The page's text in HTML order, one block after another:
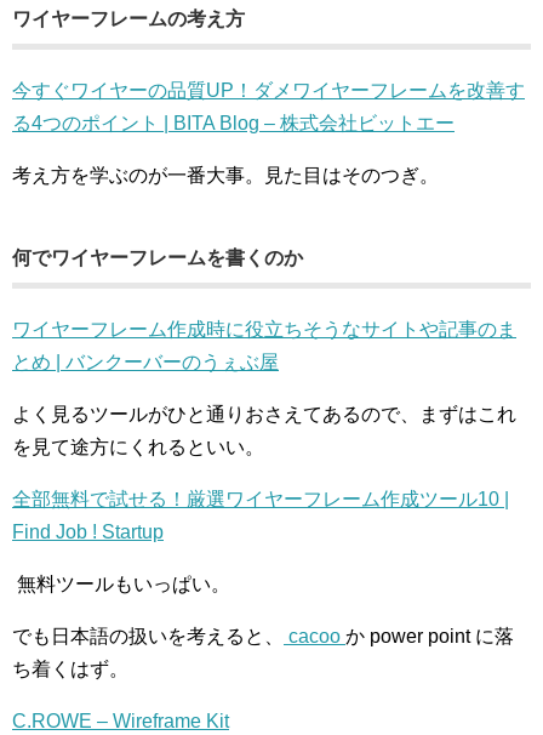
ワイヤーフレームの考え方
今すぐワイヤーの品質UP！ダメワイヤーフレームを改善す
る4つのポイント | BITA Blog – 株式会社ビットエー
考え方を学ぶのが一番大事。見た目はそのつぎ。
何でワイヤーフレームを書くのか
ワイヤーフレーム作成時に役立ちそうなサイトや記事のま
とめ | バンクーバーのうぇぶ屋
よく見るツールがひと通りおさえてあるので、まずはこれ
を見て途方にくれるといい。
全部無料で試せる！厳選ワイヤーフレーム作成ツール10 |
Find Job ! Startup
無料ツールもいっぱい。
でも日本語の扱いを考えると、 cacoo か power point に落
ち着くはず。
C.ROWE – Wireframe Kit